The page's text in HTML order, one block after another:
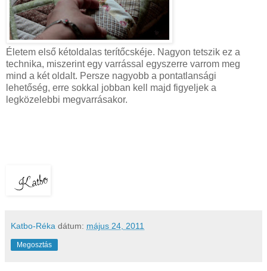
Életem első kétoldalas terítőcskéje. Nagyon tetszik ez a
technika, miszerint egy varrással egyszerre varrom meg
mind a két oldalt. Persze nagyobb a pontatlansági
lehetőség, erre sokkal jobban kell majd figyeljek a
legközelebbi megvarrásakor.
Katbo-Réka dátum: május 24, 2011
Megosztás